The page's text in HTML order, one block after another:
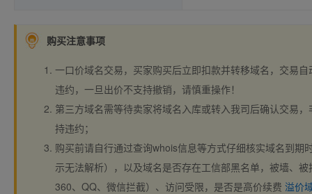
购买注意事项
一口价域名交易，买家购买后立即扣款并转移域名，交易
违约，一旦出价不支持撤销，请慎重操作！
第三方域名需等待卖家将域名入库或转入我司后确认交易
持违约；
购买前请自行通过查询whois信息等方式仔细核实域名到期
示无法解析），以及域名是否存在工信部黑名单，被墙、
360、QQ、微信拦截）、访问受限，是否是高价续费 溢价